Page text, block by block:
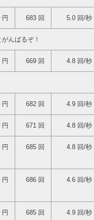
円 683 回 5.0 回/秒
んばるぞ！
円 669 回 4.8 回/秒
円 682 回 4.9 回/秒
円 671 回 4.8 回/秒
円 685 回 4.8 回/秒
円 686 回 4.6 回/秒
円 685 回 4.9 回/秒